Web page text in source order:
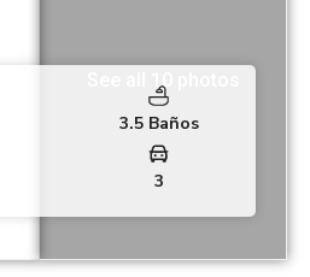
See all 10 photos
3.5 Baños
3